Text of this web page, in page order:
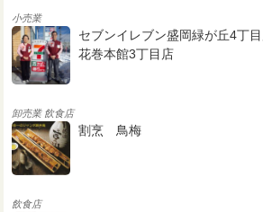
小売業
セブンイレブン盛岡緑が丘4丁
花巻本館3丁目店
卸売業 飲食店
割烹 鳥梅
飲食店